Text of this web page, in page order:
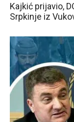
Kajkić prijavio,
Srpkinje iz